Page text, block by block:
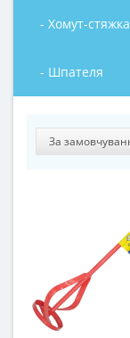
- Хомут-стяжка
- Шпателя